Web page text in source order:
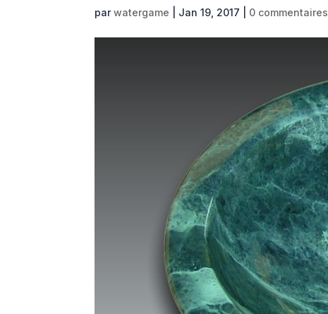
parwatergame Jan 19, 2017 0 commentaires